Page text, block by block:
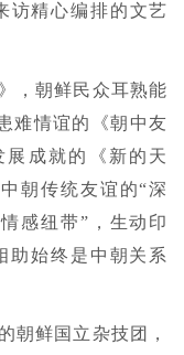
访精心编排的文艺
，朝鲜民众耳熟能
难情谊的《朝中友
成就的《新的天
朝传统友谊的“深
感纽带”，生动印
助始终是中朝关系
朝鲜国立杂技团，